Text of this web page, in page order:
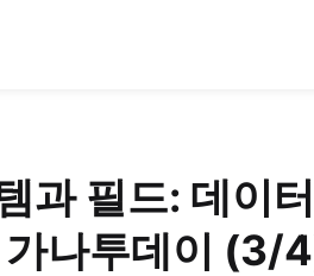
과 필드: 데이
가나투데이 (3/